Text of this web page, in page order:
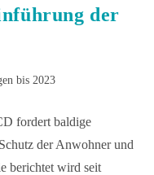
der
bis 2023
fordert baldige
der Anwohner und
berichtet wird seit